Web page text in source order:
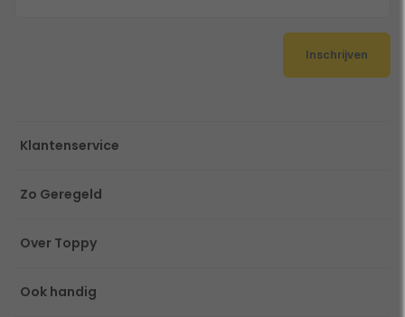
Inschrijven
Klantenservice
Zo Geregeld
Over Toppy
Ook handig